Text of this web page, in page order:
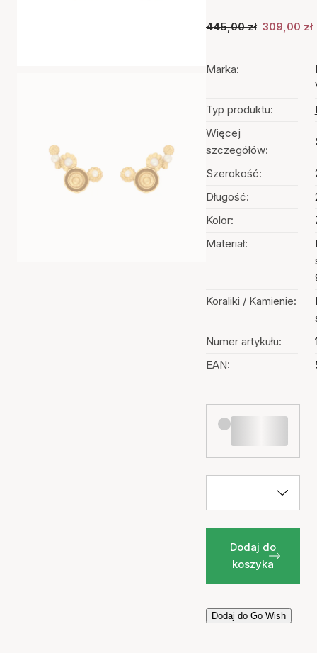
445,00 zł 309,00 zł
Marka:
Typ produktu:
Więcej
szczegółów:
Szerokość:
Długość:
Kolor:
Materiał:
Koraliki / Kamienie:
Numer artykułu:
EAN:
Dodaj do
koszyka
Dodaj do Go Wish